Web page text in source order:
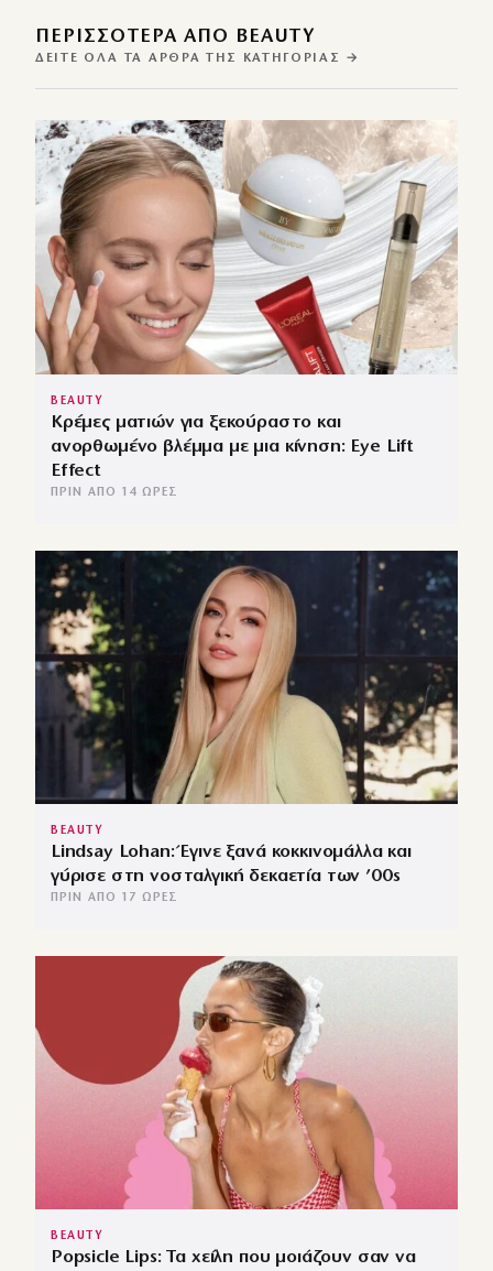
ΠΕΡΙΣΣΌΤΕΡΑ ΑΠΌ BEAUTY
ΔΕΊΤΕ ΌΛΑ ΤΑ ΆΡΘΡΑ ΤΗΣ ΚΑΤΗΓΟΡΊΑΣ →
BEAUTY
Κρέμες ματιών για ξεκούραστο και
ανορθωμένο βλέμμα με μια κίνηση: Eye Lift
Effect
ΠΡΙΝ ΑΠΌ 14 ΏΡΕΣ
BEAUTY
Lindsay Lohan: Έγινε ξανά κοκκινομάλλα και
γύρισε στη νοσταλγική δεκαετία των ’00s
ΠΡΙΝ ΑΠΌ 17 ΏΡΕΣ
BEAUTY
Popsicle Lips: Τα χείλη που μοιάζουν σαν να